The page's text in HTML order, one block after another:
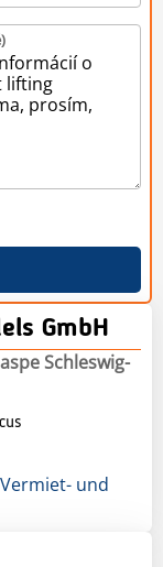
GmbH
Schleswig-
und